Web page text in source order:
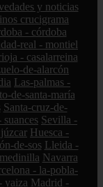
y noticias
crucigrama
- córdoba
real - montiel
- casalarreina
de-alarcón
Las-palmas -
de-santa-maría
Santa-cruz-de-
suances Sevilla -
Huesca -
de-sos Lleida -
Navarra
- la-pobla-
yaiza Madrid -